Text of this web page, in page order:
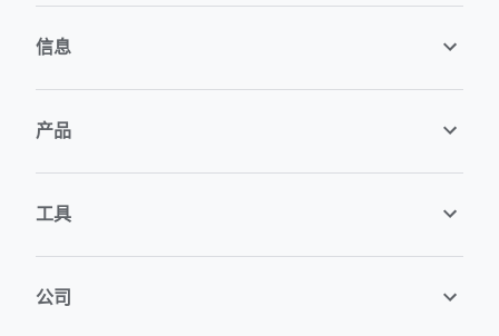
信息
产品
工具
公司